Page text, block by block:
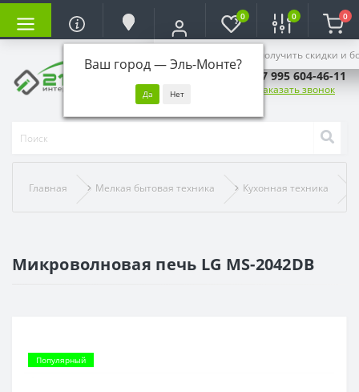
Ваш город —Эль-Монте?
Войдите, чтобы получить скидки и
0 0 0
+7 995 604-46-11
Заказать звонок
Главная Мелкая бытовая техника Кухонная техника
Микроволновая печь LG MS-2042DB
Популярный